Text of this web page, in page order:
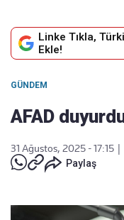
Linke Tıkla,
Ekle!
GÜNDEM
AFAD
31 Ağustos, 2025 - 17:15
Paylaş